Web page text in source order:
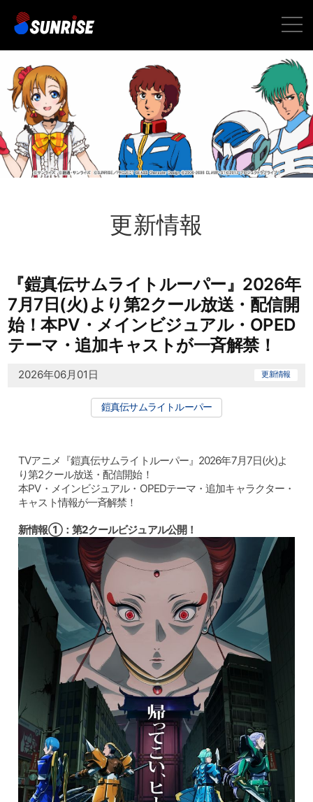
toggle
更新情報
『鎧真伝サムライトルーパー』2026年
7月7日(火)より第2クール放送・配信開
始！本PV・メインビジュアル・OPED
テーマ・追加キャストが一斉解禁！
2026年06月01日 更新情報
鎧真伝サムライトルーパー
TVアニメ『鎧真伝サムライトルーパー』2026年7月7日(火)よ
り第2クール放送・配信開始！
本PV・メインビジュアル・OPEDテーマ・追加キャラクター・
キャスト情報が一斉解禁！
新情報①：第2クールビジュアル公開！